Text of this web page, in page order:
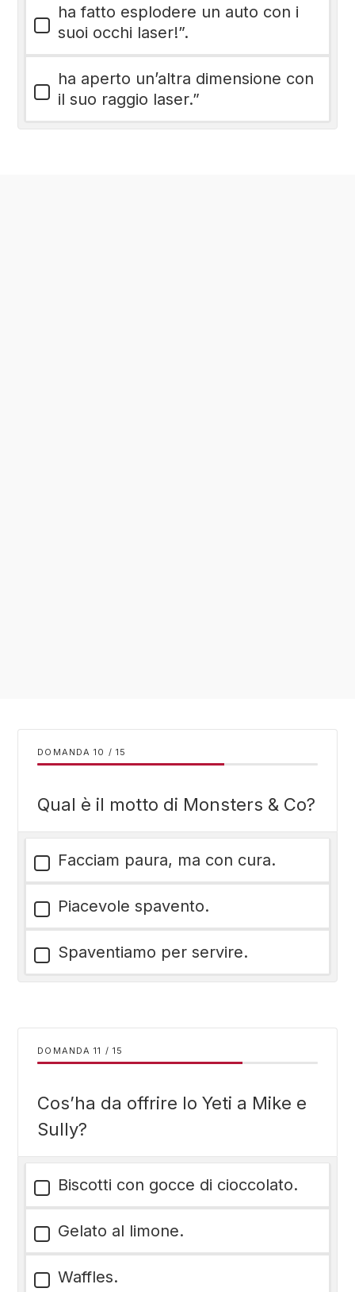
ha fatto esplodere un auto con i
suoi occhi laser!”.
ha aperto un’altra dimensione con
il suo raggio laser.”
DOMANDA / 15
Qual è il motto di Monsters & Co?
Facciam paura, ma con cura.
Piacevole spavento.
Spaventiamo per servire.
DOMANDA / 15
Cos’ha da offrire lo Yeti a Mike e
Sully?
Biscotti con gocce di cioccolato.
Gelato al limone.
Waffles.